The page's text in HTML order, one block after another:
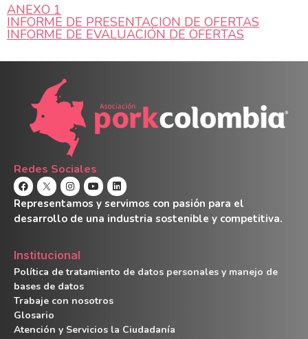
ANEXO 1
INFORME DE PRESENTACION DE OFERTAS
INFORME DE EVALUACIÓN DE OFERTAS
Redes Sociales
Representamos y servimos con pasión para el
desarrollo de una industria sostenible y competitiva.
Institucional
Política de tratamiento de datos personales y manejo de
bases de datos
Trabaje con nosotros
Glosario
Atención y Servicios la Ciudadanía